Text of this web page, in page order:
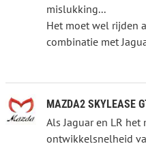
mislukking...
Het moet wel rijden
combinatie met
MAZDA2 SKYLEASE
Als Jaguar en LR
ontwikkelsnelheid